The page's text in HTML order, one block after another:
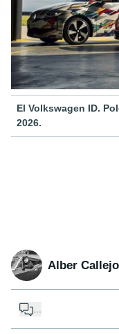
El Volkswagen ID.
2026.
Alber Callejo
...